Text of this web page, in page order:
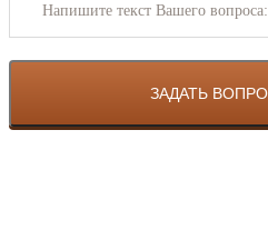
Напишите текст Вашего вопроса: